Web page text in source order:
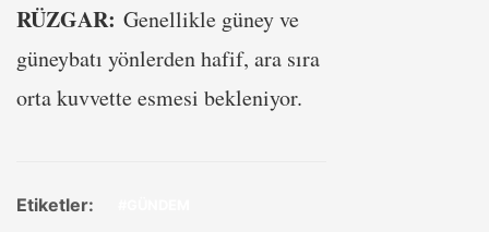
RÜZGAR: Genellikle güney ve
güneybatı yönlerden hafif, ara sıra
orta kuvvette esmesi bekleniyor.
Etiketler: